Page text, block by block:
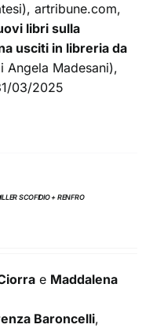
artribune.com,
libri sulla
usciti in libreria da
Angela Madesani),
03/2025
SCOFIDIO + RENFRO
e Maddalena
Baroncelli,